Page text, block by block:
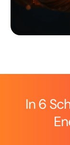
In 6